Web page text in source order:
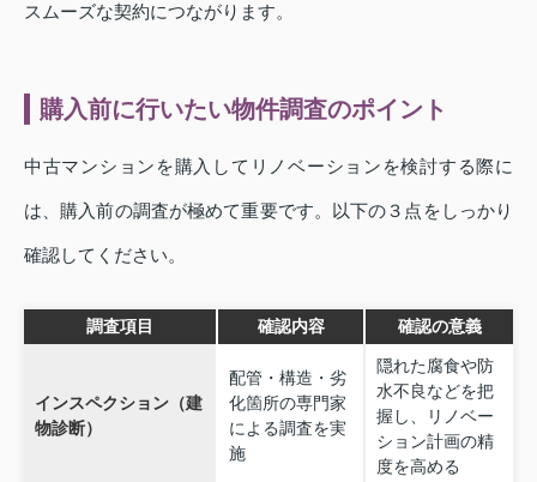
スムーズな契約につながります。
購入前に行いたい物件調査のポイント
中古マンションを購入してリノベーションを検討する際に
は、購入前の調査が極めて重要です。以下の３点をしっかり
確認してください。
調査項目 確認内容 確認の意義
インスペクション（建
物診断）
配管・構造・劣
化箇所の専門家
による調査を実
施
隠れた腐食や防
水不良などを把
握し、リノベー
ション計画の精
度を高める